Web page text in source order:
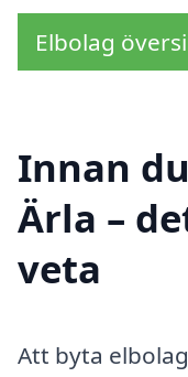
Elbolag
Innan
Ärla –
veta
Att byta